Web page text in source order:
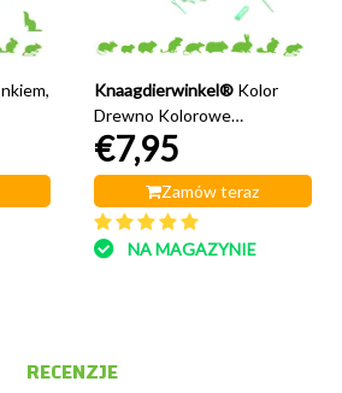
Knaagdierwinkel® Kolor
Drewno Kolorowe
okrywowe
€7,95
Zamów teraz
NA MAGAZYNIE
RECENZJE